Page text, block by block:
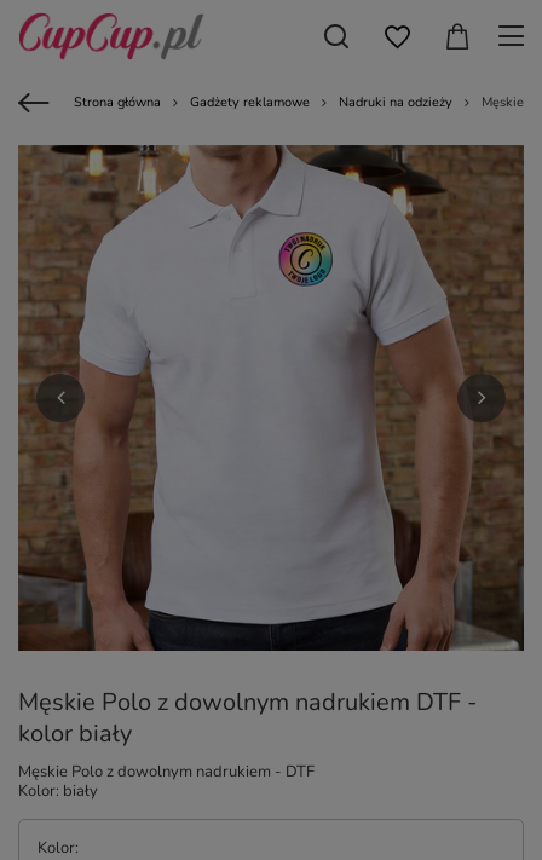
Strona główna Gadżety reklamowe Nadruki na odzieży Męskie
Męskie Polo z dowolnym nadrukiem DTF -
kolor biały
Męskie Polo z dowolnym nadrukiem - DTF
Kolor: biały
Kolor